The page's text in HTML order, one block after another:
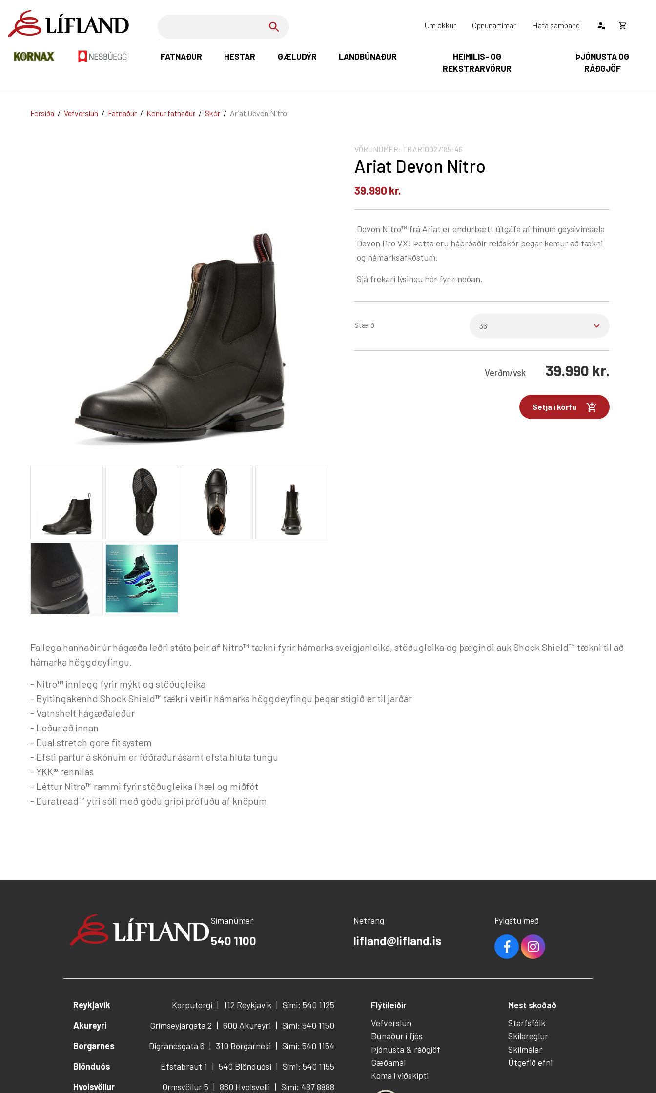
FATNAÐUR HESTAR GÆLUDÝR LANDBÚNAÐUR
HEIMILIS- OG
REKSTRARVÖRUR
ÞJÓNUSTA OG
RÁÐGJÖF
Um okkur Opnunartímar Hafa samband
Opna
Karfan þín
körfu
Forsíða / Vefverslun / Fatnaður / Konur fatnaður / Skór / Ariat Devon Nitro
VÖRUNÚMER: TRAR10027185-46
Ariat Devon Nitro
39.990 kr.
Devon Nitro™ frá Ariat er endurbætt útgáfa af hinum geysivinsæla
Devon Pro VX! Þetta eru háþróaðir reiðskór þegar kemur að tækni
og hámarksafköstum.
Sjá frekari lýsingu hér fyrir neðan.
Stærð
Verðm/vsk 39.990 kr.
Setja í körfu
Fallega hannaðir úr hágæða leðri státa þeir af Nitro™ tækni fyrir hámarks sveigjanleika, stöðugleika og þægindi auk Shock Shield™ tækni til að
hámarka höggdeyfingu.
- Nitro™ innlegg fyrir mýkt og stöðugleika
- Byltingakennd Shock Shield™ tækni veitir hámarks höggdeyfingu þegar stigið er til jarðar
- Vatnshelt hágæðaleður
- Leður að innan
- Dual stretch gore fit system
- Efsti partur á skónum er fóðraður ásamt efsta hluta tungu
- YKK® rennilás
- Léttur Nitro™ rammi fyrir stöðugleika í hæl og miðfót
- Duratread™ ytri sóli með góðu gripi prófuðu af knöpum
Símanúmer
540 1100
Netfang
lifland@lifland.is
Fylgstu með
Reykjavík Korputorgi 112 Reykjavík
Sími: 540 1125
Akureyri
Grímseyjargata 2 600 Akureyri
Sími: 540 1150
Borgarnes
Digranesgata 6 310 Borgarnesi
Sími: 540 1154
Blönduós
Efstabraut 1 540 Blönduósi
Sími: 540 1155
Hvolsvöllur
Ormsvöllur 5 860 Hvolsvelli Sími: 487 8888
Flýtileiðir
Vefverslun
Búnaður í fjós
Þjónusta & ráðgjöf
Gæðamál
Koma í viðskipti
Mest skoðað
Starfsfólk
Skilareglur
Skilmálar
Útgefið efni